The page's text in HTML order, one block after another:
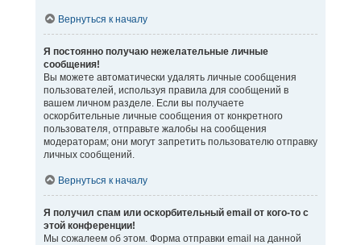
Вернуться к началу
Я постоянно получаю нежелательные личные
сообщения!
Вы можете автоматически удалять личные сообщения
пользователей, используя правила для сообщений в
вашем личном разделе. Если вы получаете
оскорбительные личные сообщения от конкретного
пользователя, отправьте жалобы на сообщения
модераторам; они могут запретить пользователю отправку
личных сообщений.
Вернуться к началу
Я получил спам или оскорбительный email от кого-то с
этой конференции!
Мы сожалеем об этом. Форма отправки email на данной